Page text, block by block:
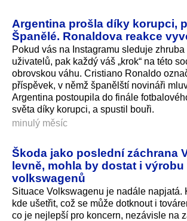
Argentina prošla díky korupci,
Španělé. Ronaldova reakce
Pokud vás na Instagramu sleduje
uživatelů, pak každý váš „krok“ na této
obrovskou váhu. Cristiano Ronaldo
příspěvek, v němž španělští novináři
Argentina postoupila do finále
světa díky korupci, a spustil bouři.
minulý měsíc
Škoda jako poslední záchrana
levně, mohla by dostat i výrobu
volkswagenů
Situace Volkswagenu je nadále napjatá.
kde ušetřit, což se může dotknout i
co je nejlepší pro koncern, nezávisle na